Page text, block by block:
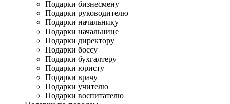
Подарки бизнесмену
Подарки руководителю
Подарки начальнику
Подарки начальнице
Подарки директору
Подарки боссу
Подарки бухгалтеру
Подарки юристу
Подарки врачу
Подарки учителю
Подарки воспитателю